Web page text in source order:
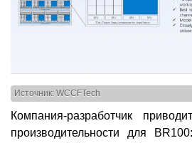
Источник: WCCFTech
Компания-разработчик
производительности для